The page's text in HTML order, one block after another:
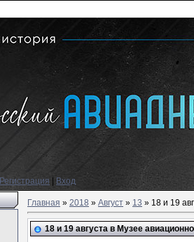
Регистрация
Вход
Главная»2018 » Август » 13» 18 и 19
18 и 19 августа в Музее